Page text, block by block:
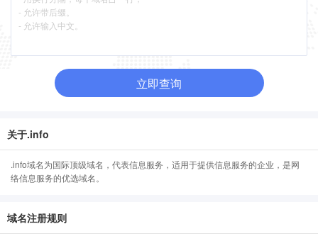
立即查询
关于.info
.info域名为国际顶级域名，代表信息服务，适用于提供信息服务的企业，是网
络信息服务的优选域名。
域名注册规则